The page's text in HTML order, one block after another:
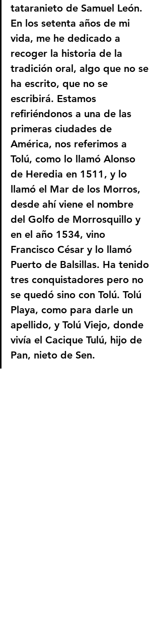
tataranieto de Samuel León.
En los setenta años de mi
vida, me he dedicado a
recoger la historia de la
tradición oral, algo que no se
ha escrito, que no se
escribirá. Estamos
refiriéndonos a una de las
primeras ciudades de
América, nos referimos a
Tolú, como lo llamó Alonso
de Heredia en 1511, y lo
llamó el Mar de los Morros,
desde ahí viene el nombre
del Golfo de Morrosquillo y
en el año 1534, vino
Francisco César y lo llamó
Puerto de Balsillas. Ha tenido
tres conquistadores pero no
se quedó sino con Tolú. Tolú
Playa, como para darle un
apellido, y Tolú Viejo, donde
vivía el Cacique Tulú, hijo de
Pan, nieto de Sen.